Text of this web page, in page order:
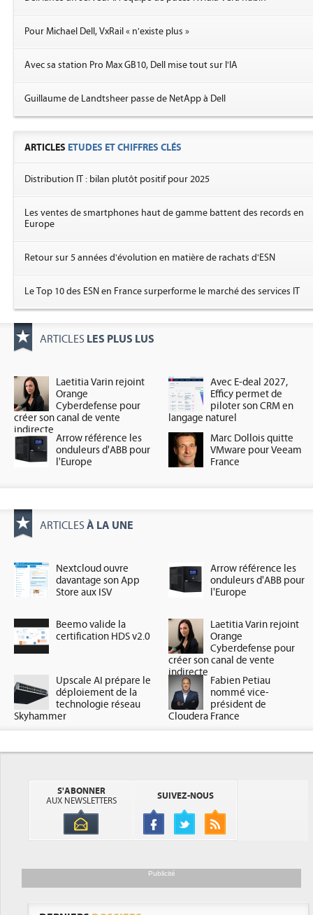
Pour Michael Dell, VxRail « n'existe plus »
Avec sa station Pro Max GB10, Dell mise tout sur l'IA
Guillaume de Landtsheer passe de NetApp à Dell
ARTICLES ETUDES ET CHIFFRES CLÉS
Distribution IT : bilan plutôt positif pour 2025
Les ventes de smartphones haut de gamme battent des records en
Europe
Retour sur 5 années d'évolution en matière de rachats d'ESN
Le Top 10 des ESN en France surperforme le marché des services IT
ARTICLES LES PLUS LUS
Laetitia Varin rejoint
Orange
Cyberdefense pour
créer son canal de vente
indirecte
Avec E-deal 2027,
Efficy permet de
piloter son CRM en
langage naturel
Arrow référence les
onduleurs d'ABB pour
l'Europe
Marc Dollois quitte
VMware pour Veeam
France
ARTICLES À LA UNE
Nextcloud ouvre
davantage son App
Store aux ISV
Arrow référence les
onduleurs d'ABB pour
l'Europe
Beemo valide la
certification HDS v2.0
Laetitia Varin rejoint
Orange
Cyberdefense pour
créer son canal de vente
indirecte
Upscale AI prépare le
déploiement de la
technologie réseau
Skyhammer
Fabien Petiau
nommé vice-
président de
Cloudera France
S'ABONNER
AUX NEWSLETTERS
SUIVEZ-NOUS
Publicité